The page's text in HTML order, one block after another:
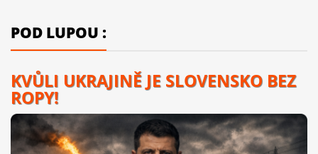
POD LUPOU :
KVŮLI UKRAJINĚ JE SLOVENSKO BEZ
ROPY!